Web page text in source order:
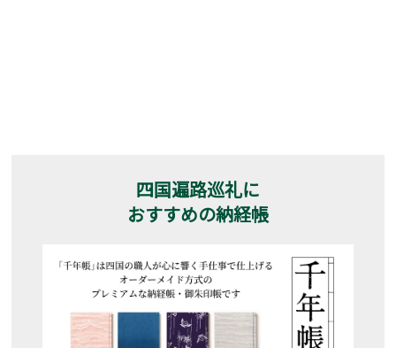
四国遍路巡礼に
おすすめの納経帳